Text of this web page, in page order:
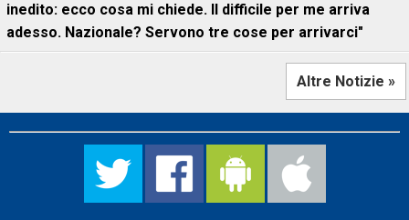
inedito: ecco cosa mi chiede. Il difficile per me arriva
adesso. Nazionale? Servono tre cose per arrivarci"
Altre Notizie »